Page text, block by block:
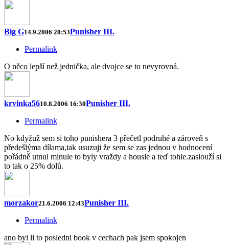
Big G14.9.2006 20:53Punisher III.
Permalink
O něco lepší než jednička, ale dvojce se to nevyrovná.
krvinka5610.8.2006 16:30Punisher III.
Permalink
No kdyžuž sem si toho punishera 3 přečetl podruhé a zároveň s
předešlýma dílama,tak usuzuji že sem se zas jednou v hodnocení
pořádně utnul minule to byly vraždy a housle a teď tohle.zaslouží si
to tak o 25% dolů.
morzakor21.6.2006 12:43Punisher III.
Permalink
ano byl li to posledni book v cechach pak jsem spokojen